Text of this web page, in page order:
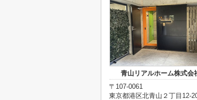
青山リアルホーム株式会
〒107-0061
東京都港区北青山２丁目12-